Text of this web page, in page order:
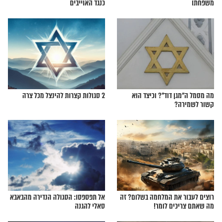
האדם וכל בני
התהלים של "תינוקות של בית רבן" הם
כנגד האוייבים
וכיצד הוא
2 סגולות קצרות להינצל מכל צרה